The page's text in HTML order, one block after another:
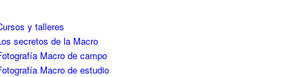
y talleres
secretos de la Macro
Macro de campo
Macro de estudio